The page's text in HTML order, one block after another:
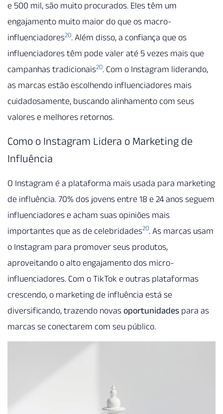
e 500 mil, são muito procurados. Eles têm um
engajamento muito maior do que os macro-
influenciadores20. Além disso, a confiança que os
influenciadores têm pode valer até 5 vezes mais que
campanhas tradicionais20. Com o Instagram liderando,
as marcas estão escolhendo influenciadores mais
cuidadosamente, buscando alinhamento com seus
valores e melhores retornos.
Como o Instagram Lidera o Marketing de
Influência
O Instagram é a plataforma mais usada para marketing
de influência. 70% dos jovens entre 18 e 24 anos seguem
influenciadores e acham suas opiniões mais
importantes que as de celebridades20. As marcas usam
o Instagram para promover seus produtos,
aproveitando o alto engajamento dos micro-
influenciadores. Com o TikTok e outras plataformas
crescendo, o marketing de influência está se
diversificando, trazendo novas oportunidades para as
marcas se conectarem com seu público.